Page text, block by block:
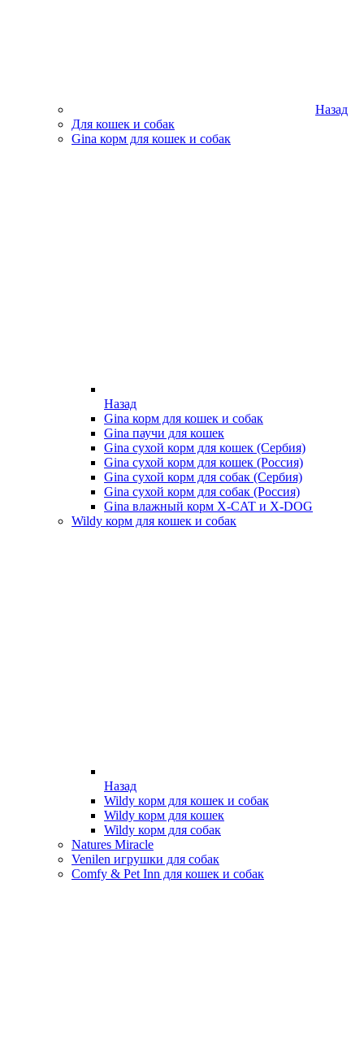
Назад
Для кошек и собак
Gina корм для кошек и собак
Назад
Gina корм для кошек и собак
Gina паучи для кошек
Gina сухой корм для кошек (Сербия)
Gina сухой корм для кошек (Россия)
Gina сухой корм для собак (Сербия)
Gina сухой корм для собак (Россия)
Gina влажный корм X-CAT и X-DOG
Wildy корм для кошек и собак
Назад
Wildy корм для кошек и собак
Wildy корм для кошек
Wildy корм для собак
Natures Miracle
Venilen игрушки для собак
Comfy & Pet Inn для кошек и собак